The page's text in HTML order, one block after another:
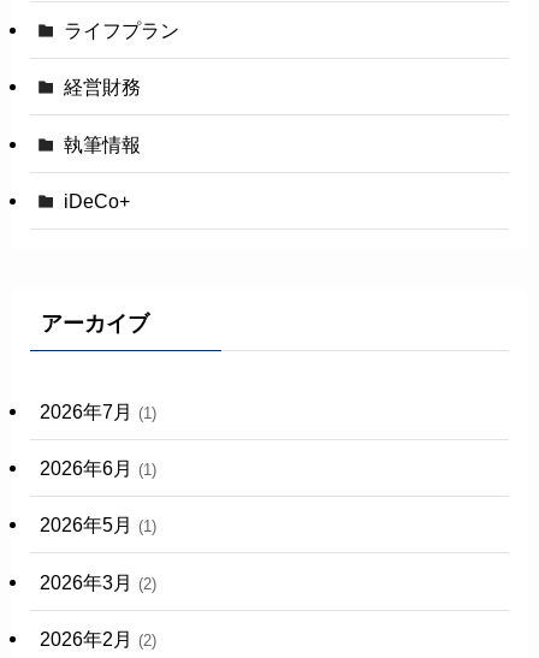
ライフプラン
経営財務
執筆情報
iDeCo+
アーカイブ
2026年7月 (1)
2026年6月 (1)
2026年5月 (1)
2026年3月 (2)
2026年2月 (2)